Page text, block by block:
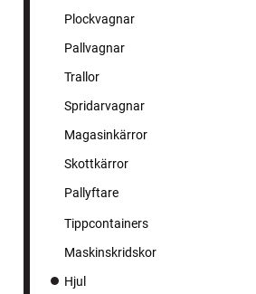
Plockvagnar
Pallvagnar
Trallor
Spridarvagnar
Magasinkärror
Skottkärror
Pallyftare
Tippcontainers
Maskinskridskor
Hjul